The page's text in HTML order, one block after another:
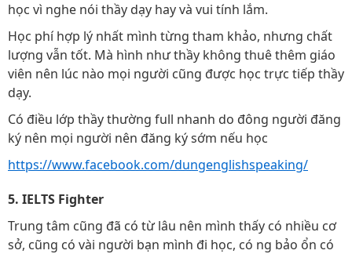
học vì nghe nói thầy dạy hay và vui tính lắm.
Học phí hợp lý nhất mình từng tham khảo, nhưng chất
lượng vẫn tốt. Mà hình như thầy không thuê thêm giáo
viên nên lúc nào mọi người cũng được học trực tiếp thầy
dạy.
Có điều lớp thầy thường full nhanh do đông người đăng
ký nên mọi người nên đăng ký sớm nếu học
https://www.facebook.com/dungenglishspeaking/
5. IELTS Fighter
Trung tâm cũng đã có từ lâu nên mình thấy có nhiều cơ
sở, cũng có vài người bạn mình đi học, có ng bảo ổn có